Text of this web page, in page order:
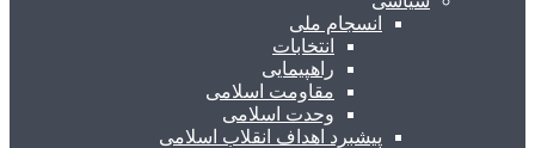
انسجام ملی
انتخابات
راهپیمایی
مقاومت اسلامی
وحدت اسلامی
پیشبرد اهداف انقلاب اسلامی